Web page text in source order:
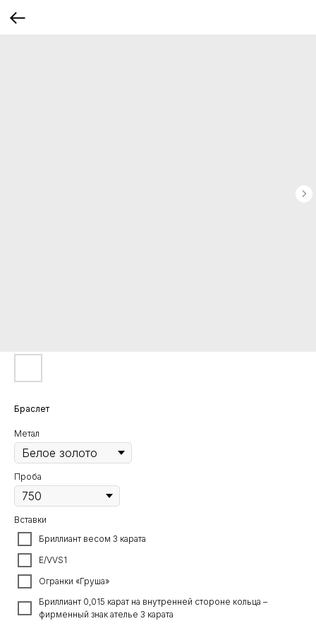
Браслет
Метал
Проба
Вставки
Бриллиант весом 3 карата
E/VVS1
Огранки «Груша»
Бриллиант 0,015 карат на внутренней стороне кольца –
фирменный знак ателье 3 карата